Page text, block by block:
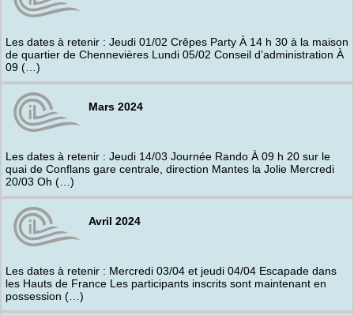
Les dates à retenir : Jeudi 01/02 Crêpes Party À 14 h 30 à la maison
de quartier de Chennevières Lundi 05/02 Conseil d’administration À
09 (…)
Mars 2024
Les dates à retenir : Jeudi 14/03 Journée Rando À 09 h 20 sur le
quai de Conflans gare centrale, direction Mantes la Jolie Mercredi
20/03 Oh (…)
Avril 2024
Les dates à retenir : Mercredi 03/04 et jeudi 04/04 Escapade dans
les Hauts de France Les participants inscrits sont maintenant en
possession (…)